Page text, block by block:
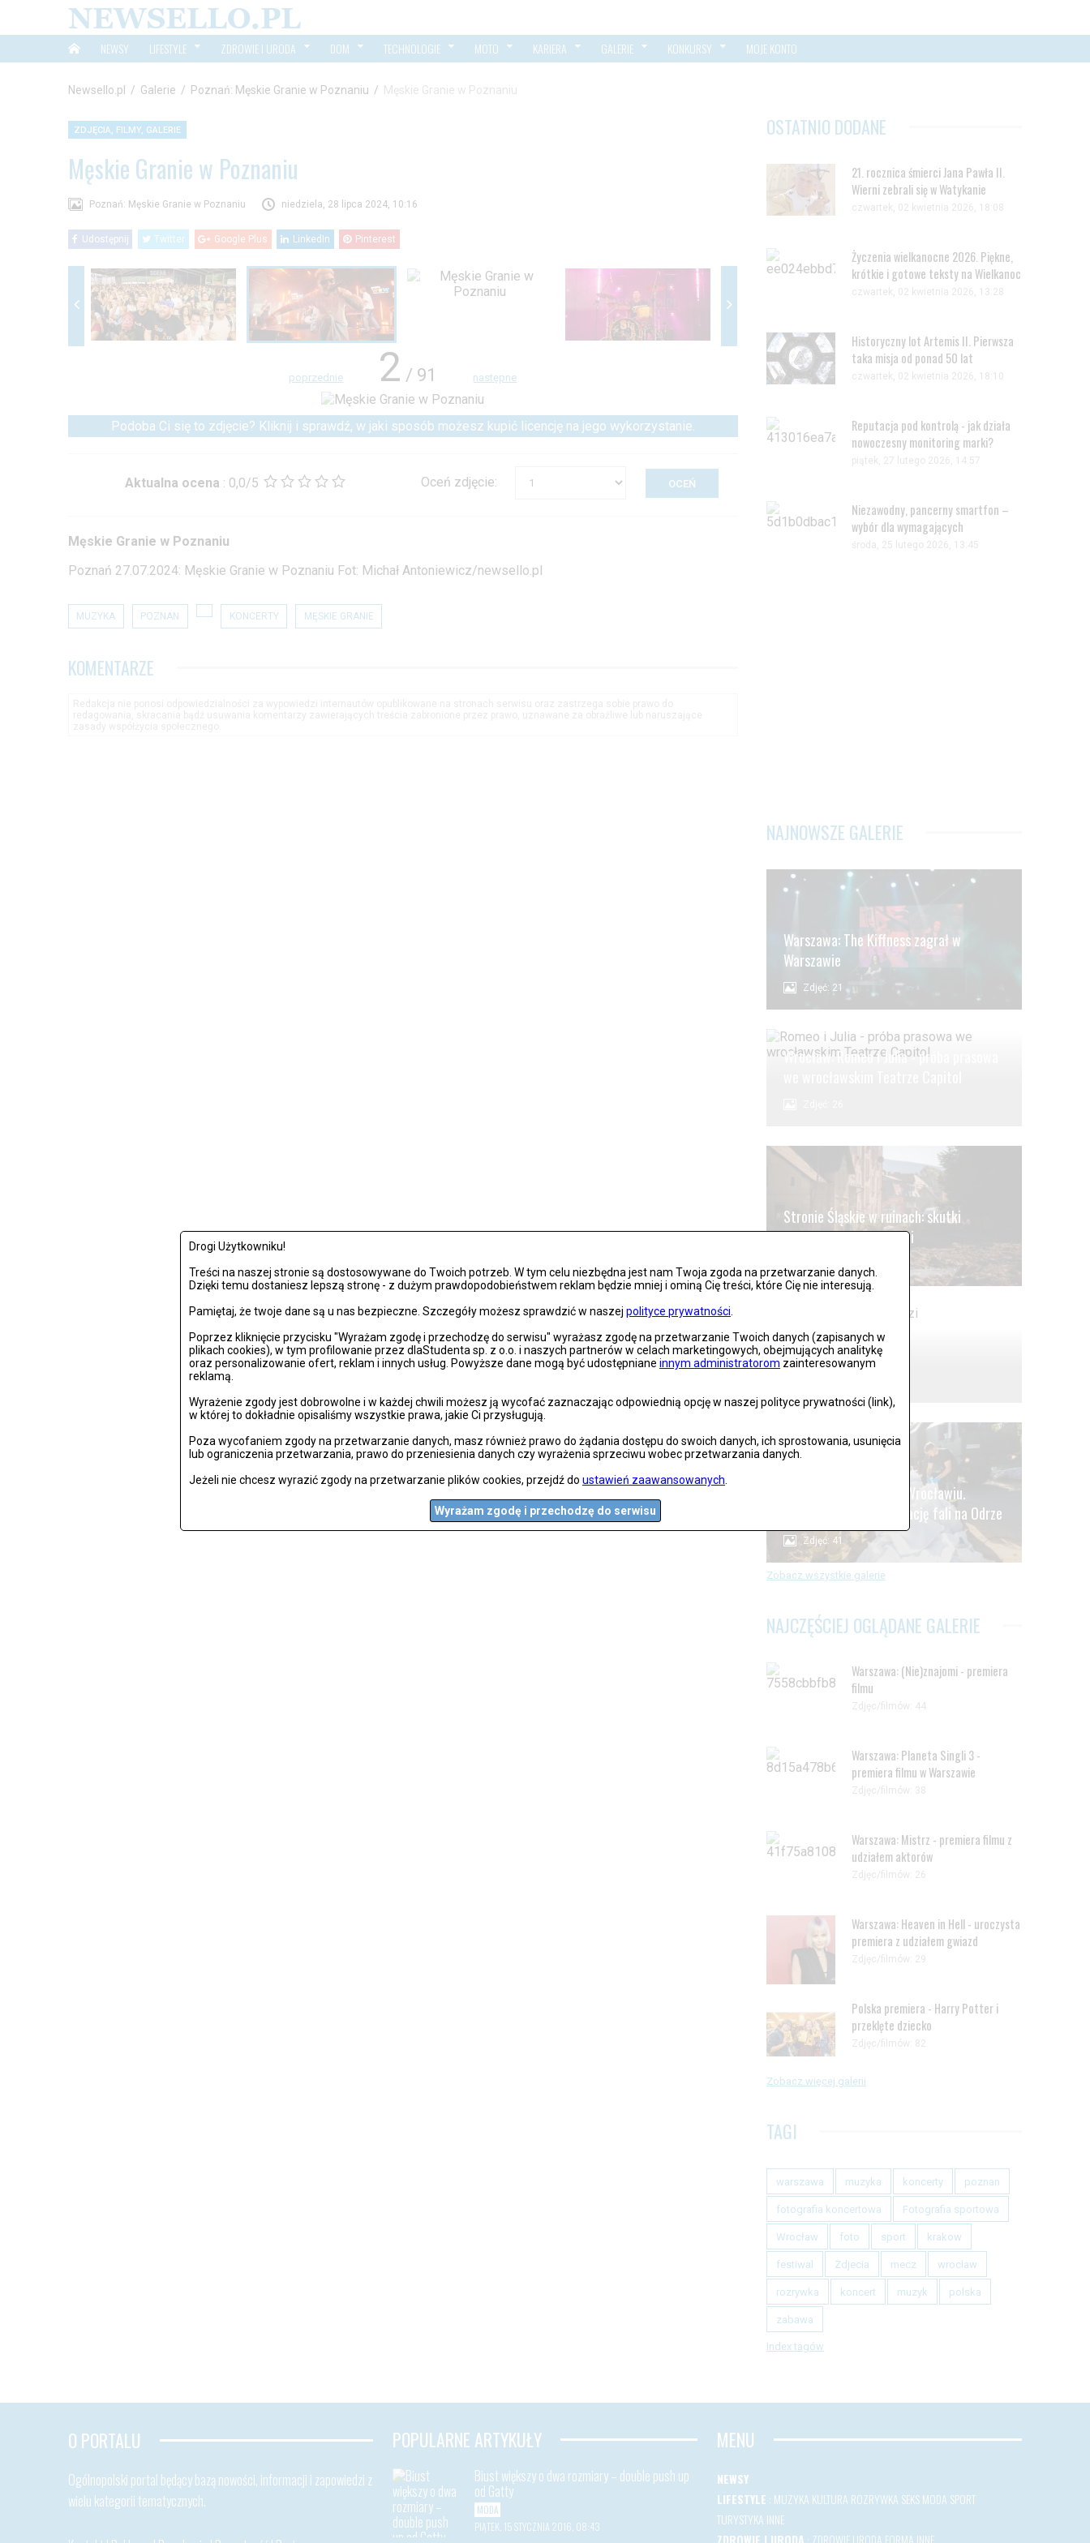
Drogi Użytkowniku!
Treści na naszej stronie są dostosowywane do Twoich potrzeb. W tym celu niezbędna jest nam Twoja zgoda na przetwarzanie danych.
Dzięki temu dostaniesz lepszą stronę - z dużym prawdopodobieństwem reklam będzie mniej i ominą Cię treści, które Cię nie interesują.
Pamiętaj, że twoje dane są u nas bezpieczne. Szczegóły możesz sprawdzić w naszej polityce prywatności
Poprzez kliknięcie przycisku "Wyrażam zgodę i przechodzę do serwisu" wyrażasz zgodę na przetwarzanie Twoich danych (zapisanych w
plikach cookies), w tym profilowanie przez dlaStudenta sp. z o.o. i naszych partnerów w celach marketingowych, obejmujących analitykę
oraz personalizowanie ofert, reklam i innych usług. Powyższe dane mogą być udostępniane innym administratorom zainteresowanym
reklamą.
Wyrażenie zgody jest dobrowolne i w każdej chwili możesz ją wycofać zaznaczając odpowiednią opcję w naszej polityce prywatności (link),
w której to dokładnie opisaliśmy wszystkie prawa, jakie Ci przysługują.
Poza wycofaniem zgody na przetwarzanie danych, masz również prawo do żądania dostępu do swoich danych, ich sprostowania, usunięcia
lub ograniczenia przetwarzania, prawo do przeniesienia danych czy wyrażenia sprzeciwu wobec przetwarzania danych.
Jeżeli nie chcesz wyrazić zgody na przetwarzanie plików cookies, przejdź do ustawień zaawansowanych
Wyrażam zgodę i przechodzę do serwisu
NEWSY LIFESTYLE ZDROWIE I URODA DOM TECHNOLOGIE MOTO KARIERA GALERIE KONKURSY MOJE KONTO
Newsello.pl / Galerie / Poznań: Męskie Granie w Poznaniu / Męskie Granie w Poznaniu
ZDJĘCIA, FILMY, GALERIE
Męskie Granie w Poznaniu
Poznań: Męskie Granie w Poznaniu niedziela, 28 lipca 2024, 10:16
Udostępnij Twitter Google Plus LinkedIn Pinterest
poprzednie 2 / 91 następne
Podoba Ci się to zdjęcie? Kliknij i sprawdź, w jaki sposób możesz kupić licencję na jego wykorzystanie.
Aktualna ocena : 0,0/5 Oceń zdjęcie:
Męskie Granie w Poznaniu
Poznań 27.07.2024: Męskie Granie w Poznaniu Fot: Michał Antoniewicz/newsello.pl
MUZYKA POZNAN KONCERTY MĘSKIE GRANIE
KOMENTARZE
OSTATNIO DODANE
21. rocznica śmierci Jana Pawła II.
Wierni zebrali się w Watykanie
czwartek, 02 kwietnia 2026, 18:08
Życzenia wielkanocne 2026. Piękne,
krótkie i gotowe teksty na Wielkanoc
czwartek, 02 kwietnia 2026, 13:28
Historyczny lot Artemis II. Pierwsza
taka misja od ponad 50 lat
czwartek, 02 kwietnia 2026, 18:10
Reputacja pod kontrolą - jak działa
nowoczesny monitoring marki?
piątek, 27 lutego 2026, 14:57
Niezawodny, pancerny smartfon –
wybór dla wymagających
środa, 25 lutego 2026, 13:45
NAJNOWSZE GALERIE
Warszawa: The Kiffness zagrał w
Warszawie
Zdjęć: 21
Wrocław: Romeo i Julia - próba prasowa
Stronie Śląskie w ruinach: skutki
niszczycielskiej powodzi
Lądek Zdrój po powodzi
Alarm powodziowy we Wrocławiu.
Oczekiwanie na kulminację fali na Odrze
Zdjęć: 41
Zobacz wszystkie galerie
NAJCZĘŚCIEJ OGLĄDANE GALERIE
Warszawa: (Nie)znajomi - premiera
filmu
Zdjęc/filmów: 44
Warszawa: Planeta Singli 3 -
premiera filmu w Warszawie
Zdjęc/filmów: 38
Warszawa: Mistrz - premiera filmu z
udziałem aktorów
Zdjęc/filmów: 26
Warszawa: Heaven in Hell - uroczysta
premiera z udziałem gwiazd
Zdjęc/filmów: 29
Polska premiera - Harry Potter i
przeklęte dziecko
Zdjęc/filmów: 82
Zobacz więcej galerii
TAGI
warszawa muzyka koncerty poznan
fotografia koncertowa Fotografia sportowa
Wrocław foto sport krakow
festiwal Zdjecia mecz wroclaw
rozrywka koncert muzyk polska
zabawa
Index tagów
O PORTALU
Ogólnopolski portal będący bazą nowości, informacji i zapowiedzi z
wielu kategorii tematycznych.
POPULARNE ARTYKUŁY
Biust większy o dwa rozmiary – double push up
od Gatty
MODA
PIĄTEK, 15 STYCZNIA 2016, 08:43
MENU
NEWSY
LIFESTYLE : MUZYKA KULTURA ROZRYWKA SEKSMODA SPORT
TURYSTYKA INNE
ZDROWIE I URODA : ZDROWIEURODA FORMA INNE